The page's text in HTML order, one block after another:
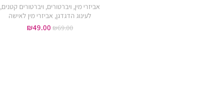
אביזרי מין, ויברטורים, ויברטורים קטנים,
לעינוג הדגדגן, אביזרי מין לאישה
₪69.00
₪49.00